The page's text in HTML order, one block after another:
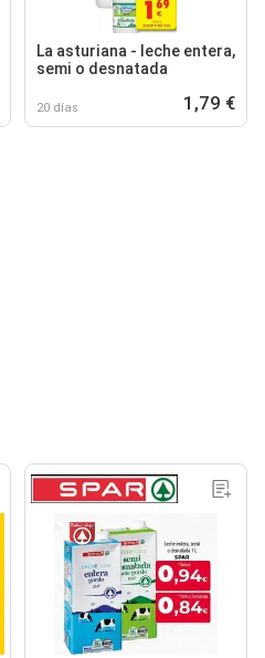
La asturiana - leche entera,
semi o desnatada
20 días 1,79 €